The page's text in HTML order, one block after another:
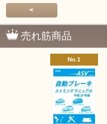
<
売れ筋商品
No.1